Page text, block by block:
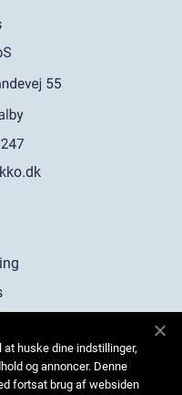
huske dine indstillinger,
og annoncer. Denne
fortsat brug af websiden